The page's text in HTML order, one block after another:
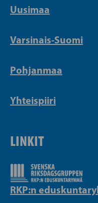
Uusimaa
Varsinais-Suomi
Pohjanmaa
Yhteispiiri
LINKIT
RKP:n